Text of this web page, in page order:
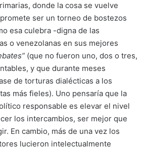
donde la cosa se vuelve
ser un torneo de bostezos
esa culebra -digna de las
o venezolanas en sus mejores
(que no fueron uno, dos o tres,
y que durante meses
de torturas dialécticas a los
más fieles). Uno pensaría que la
responsable es elevar el nivel
los intercambios, ser mejor que
En cambio, más de una vez los
lucieron intelectualmente